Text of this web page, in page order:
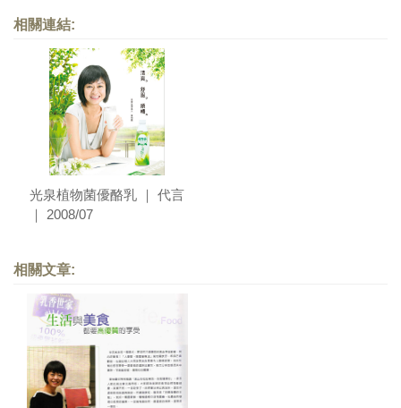
關於Yilan
個人著作
活動實況記錄
媒體報導一覽
合作與代言
訂閱電子報
相關連結:
光泉植物菌優酪乳 ｜ 代言
｜ 2008/07
相關文章: